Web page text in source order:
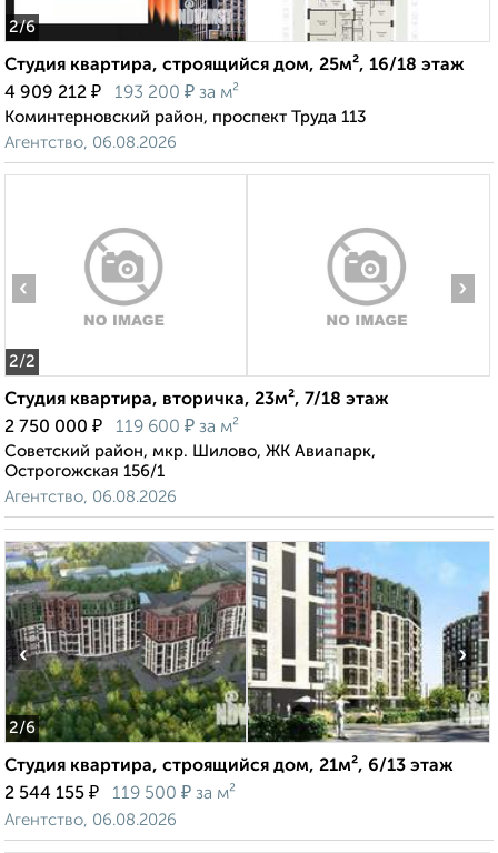
2/6
Студия квартира, строящийся дом, 25м², 16/18 этаж
4 909 212 ₽ 193 200 ₽ за м²
Коминтерновский район, проспект Труда 113
Агентство, 06.08.2026
2/2
‹ ›
Студия квартира, вторичка, 23м², 7/18 этаж
2 750 000 ₽ 119 600 ₽ за м²
Советский район, мкр. Шилово, ЖК Авиапарк,
Острогожская 156/1
Агентство, 06.08.2026
2/6
‹ ›
Студия квартира, строящийся дом, 21м², 6/13 этаж
2 544 155 ₽ 119 500 ₽ за м²
Агентство, 06.08.2026